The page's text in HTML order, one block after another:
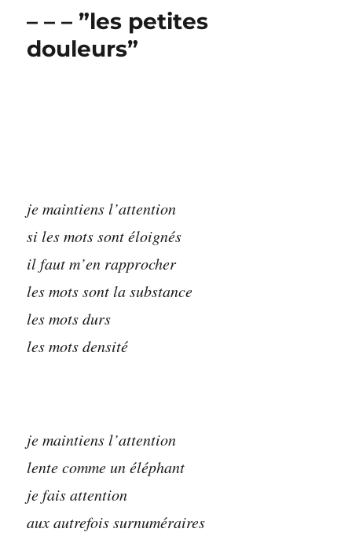
– – – ”les petites
douleurs”
je maintiens l’attention
si les mots sont éloignés
il faut m’en rapprocher
les mots sont la substance
les mots durs
les mots densité
je maintiens l’attention
lente comme un éléphant
je fais attention
aux autrefois surnuméraires